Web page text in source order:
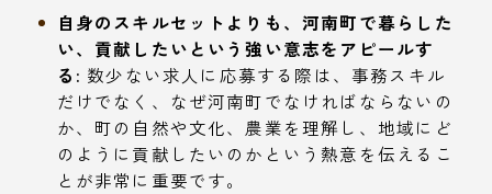
自身のスキルセットよりも、河南町で暮らした
い、貢献したいという強い意志をアピールす
る: 数少ない求人に応募する際は、事務スキル
だけでなく、なぜ河南町でなければならないの
か、町の自然や文化、農業を理解し、地域にど
のように貢献したいのかという熱意を伝えるこ
とが非常に重要です。